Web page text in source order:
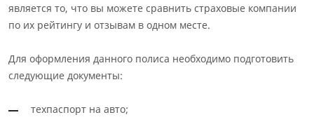
является то, что вы можете сравнить страховые компании
по их рейтингу и отзывам в одном месте.
Для оформления данного полиса необходимо подготовить
следующие документы:
техпаспорт на авто;